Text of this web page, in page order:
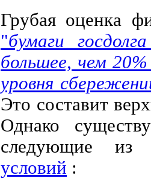
Грубая оценка
"бумаги
большее, чем
уровня
Это составит
Однако
следующие
условий :